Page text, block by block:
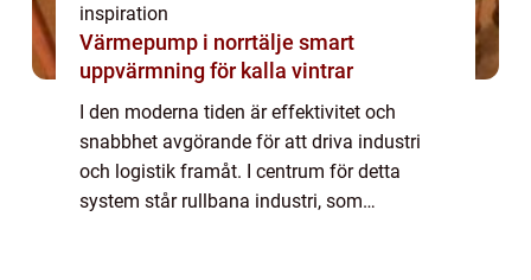
inspiration
Värmepump i norrtälje smart
uppvärmning för kalla vintrar
I den moderna tiden är effektivitet och
snabbhet avgörande för att driva industri
och logistik framåt. I centrum för detta
system står rullbana industri, som